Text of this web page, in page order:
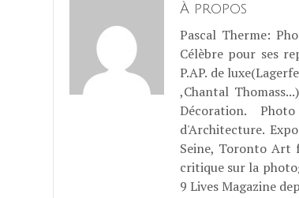
À propos
Pascal Therme:
Célèbre pour ses
P.AP. de
,Chantal
Décoration.
d'Architecture.
Seine, Toronto Art
critique sur la
9 Lives Magazine